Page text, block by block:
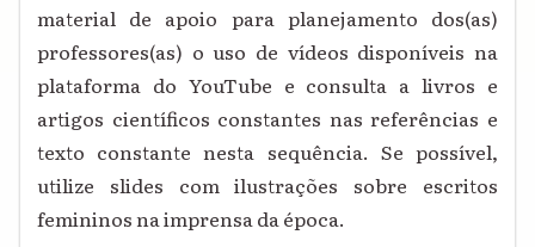
material de apoio para planejamento dos(as)
professores(as) o uso de vídeos disponíveis na
plataforma do YouTube e consulta a livros e
artigos científicos constantes nas referências e
texto constante nesta sequência. Se possível,
utilize slides com ilustrações sobre escritos
femininos na imprensa da época.